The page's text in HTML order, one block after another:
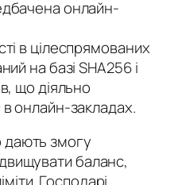
онлайн-
в цілеспрямованих
на базі SHA256 і
що діяльно
онлайн-закладах.
дають змогу
баланс,